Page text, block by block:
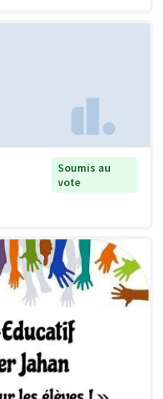
Soumis au
vote